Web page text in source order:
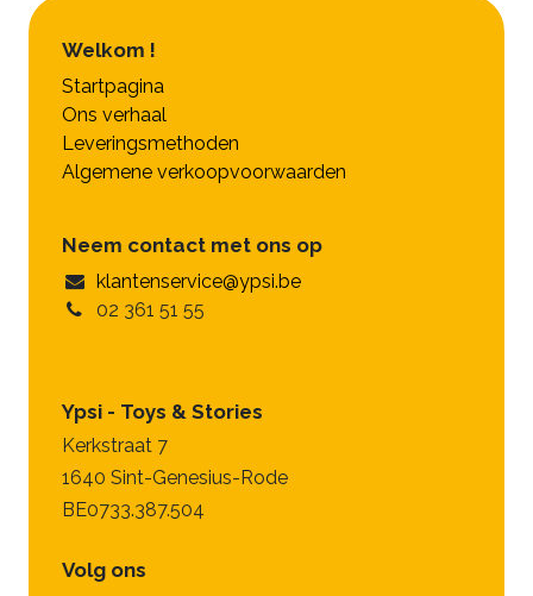
Welkom !
Startpagina
Ons verhaal
Leveringsmethoden
Algemene verkoopvoorwaarden
Neem contact met ons op
klantenservice@ypsi.be
02 361 51 55
Ypsi - Toys & Stories
Kerkstraat 7
1640 Sint-Genesius-Rode
BE0733.387.504
Volg ons